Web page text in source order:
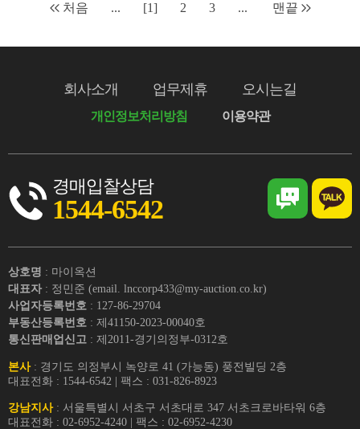
처음 ... [1] 2 3 ... 맨끝
회사소개 업무제휴 오시는길
개인정보처리방침 이용약관
경매입찰상담
1544-6542
상호명 : 마이옥션
대표자 : 정민준 (email. lnccorp433@my-auction.co.kr)
사업자등록번호 : 127-86-29704
부동산등록번호 : 제41150-2023-00040호
통신판매업신고 : 제2011-경기의정부-0312호
본사: 경기도 의정부시 녹양로 41 (가능동) 풍전빌딩 2층
대표전화 : 1544-6542 | 팩스 : 031-826-8923
강남지사: 서울특별시 서초구 서초대로 347 서초크로바타워 6층
대표전화 : 02-6952-4240 | 팩스 : 02-6952-4230